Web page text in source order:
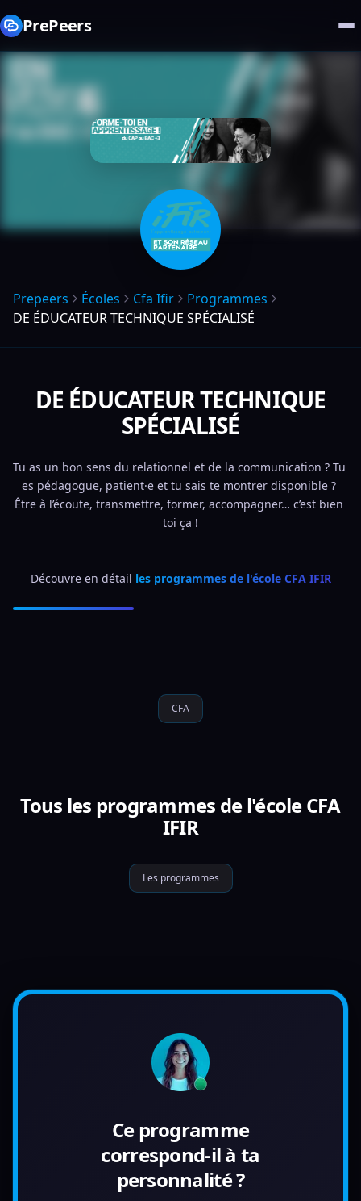
PrePeers
Prepeers Écoles Cfa Ifir
Programmes
DE ÉDUCATEUR TECHNIQUE SPÉCIALISÉ
DE ÉDUCATEUR TECHNIQUE
SPÉCIALISÉ
Tu as un bon sens du relationnel et de la communication ? Tu
es pédagogue, patient·e et tu sais te montrer disponible ?
Être à l’écoute, transmettre, former, accompagner… c’est bien
toi ça !
Découvre en détail les programmes de l'école CFA IFIR
CFA
Tous les programmes de l'école CFA
IFIR
Les programmes
Ce programme
correspond-il à ta
personnalité ?